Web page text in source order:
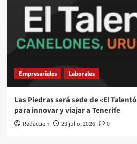
Empresariales Laborales
Las Piedras será sede de «El
para innovar y viajar a Tenerife
Redaccion 23 julio, 2026 0